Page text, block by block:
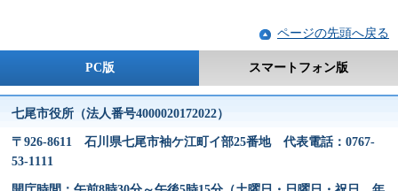
ページの先頭へ戻る
PC版 スマートフォン版
七尾市役所（法人番号4000020172022）
〒926-8611 石川県七尾市袖ケ江町イ部25番地 代表電話：0767-
53-1111